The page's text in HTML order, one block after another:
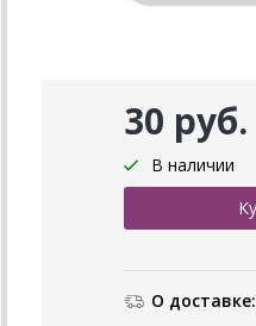
30 руб.
В наличии
О доставке: